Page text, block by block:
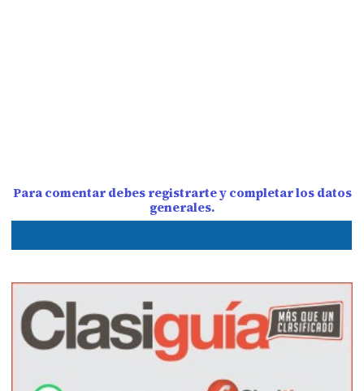
Para comentar debes registrarte y completar los datos
generales.